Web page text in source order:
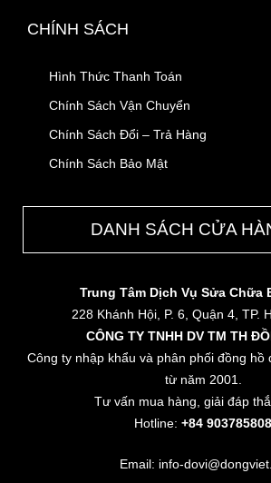
CHÍNH SÁCH
Hình Thức Thanh Toán
Chính Sách Vận Chuyển
Chính Sách Đổi – Trả Hàng
Chính Sách Bảo Mật
DANH SÁCH CỬA
Trung Tâm Dịch Vụ Sửa Chữa
228 Khánh Hội, P. 6, Quận 4, TP.
CÔNG TY TNHH DV TM TH
Công ty nhập khẩu và phân phối đồng hồ
từ năm 2001.
Tư vấn mua hàng, giải đáp
Hotline: +84 903785808
Email: info-